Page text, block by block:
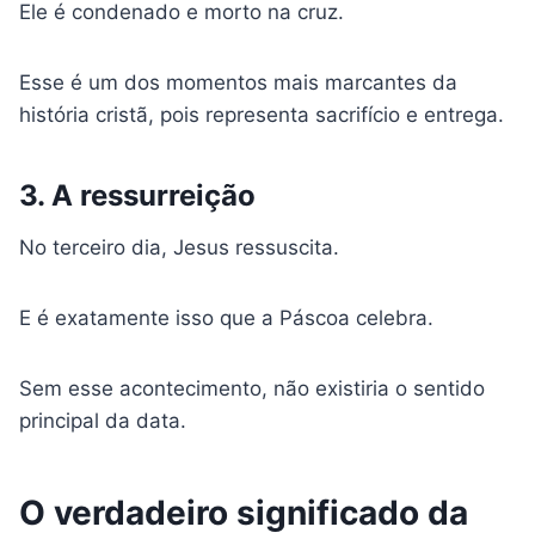
Ele é condenado e morto na cruz.
Esse é um dos momentos mais marcantes da
história cristã, pois representa sacrifício e entrega.
3. A ressurreição
No terceiro dia, Jesus ressuscita.
E é exatamente isso que a Páscoa celebra.
Sem esse acontecimento, não existiria o sentido
principal da data.
O verdadeiro significado da